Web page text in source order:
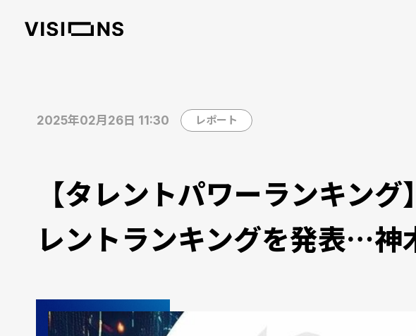
2025年02月26日 11:30 レポート
【タレントパワーランキン
レントランキングを発表…神